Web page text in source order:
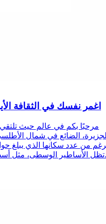
اغمر نفسك في الثقافة
مرحبًا بكم في عالم حيث تلتقي
الضائع في شمال
الأساطير الوسطى، مثل